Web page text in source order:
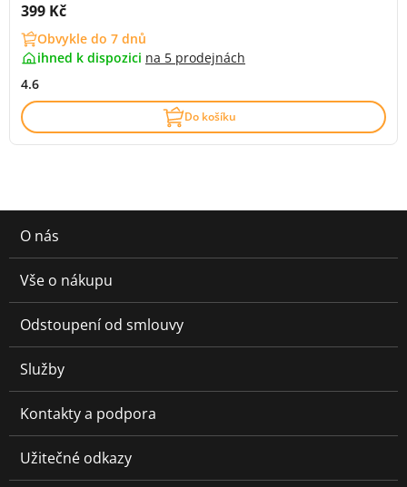
Cena s DPH:
399 Kč
Obvykle do 7 dnů
ihned k dispozici na 5 prodejnách
4.6
Do košíku
O nás
Vše o nákupu
Odstoupení od smlouvy
Služby
Kontakty a podpora
Užitečné odkazy